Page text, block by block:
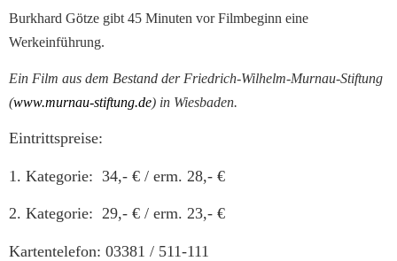
Burkhard Götze gibt 45 Minuten vor Filmbeginn eine
Werkeinführung.
Ein Film aus dem Bestand der Friedrich-Wilhelm-Murnau-Stiftung
(www.murnau-stiftung.de) in Wiesbaden.
Eintrittspreise:
1. Kategorie: 34,- € / erm. 28,- €
2. Kategorie: 29,- € / erm. 23,- €
Kartentelefon: 03381 / 511-111